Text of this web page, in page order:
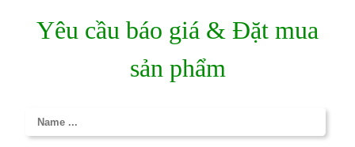
Yêu cầu báo giá & Đặt mua
sản phẩm